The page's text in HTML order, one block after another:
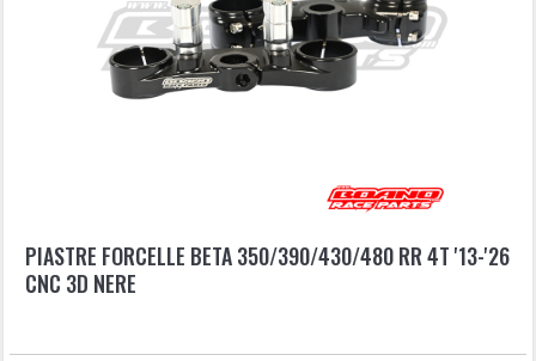
PIASTRE FORCELLE BETA 350/390/430/480 RR 4T '13-'26
CNC 3D NERE